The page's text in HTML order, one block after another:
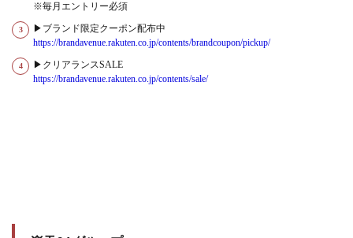
※毎月エントリー必須
▶ブランド限定クーポン配布中
https://brandavenue.rakuten.co.jp/contents/brandcoupon/pickup/
▶クリアランスSALE
https://brandavenue.rakuten.co.jp/contents/sale/